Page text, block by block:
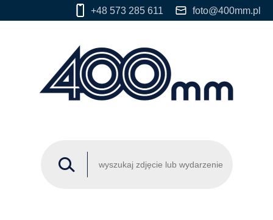
+48 573 285 611 foto@400mm.pl